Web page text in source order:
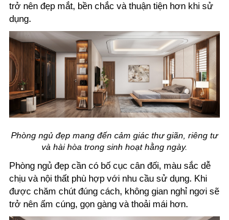
trở nên đẹp mắt, bền chắc và thuận tiện hơn khi sử
dụng.
Phòng ngủ đẹp mang đến cảm giác thư giãn, riêng tư
và hài hòa trong sinh hoạt hằng ngày.
Phòng ngủ đẹp cần có bố cục cân đối, màu sắc dễ
chịu và nội thất phù hợp với nhu cầu sử dụng. Khi
được chăm chút đúng cách, không gian nghỉ ngơi sẽ
trở nên ấm cúng, gọn gàng và thoải mái hơn.